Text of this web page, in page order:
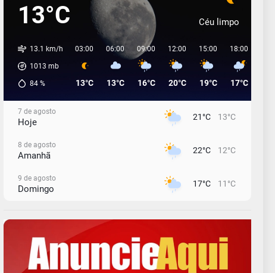
13°C Céu limpo
13.1 km/h
1013 mb
84%
03:00
13°C
06:00
13°C
09:00
16°C
12:00
20°C
15:00
19°C
18:00
17°C
7 de agosto
Hoje 21°C 13°C
8 de agosto
Amanhã 22°C 12°C
9 de agosto
Domingo 17°C 11°C
Segunda-Feira
11 de agosto
Terça-Feira